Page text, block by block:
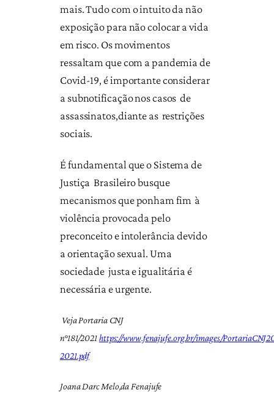
mais. Tudo com o intuito da não
exposição para não colocar a vida
em risco. Os movimentos
ressaltam que com a pandemia de
Covid-19, é importante considerar
a subnotificação nos casos de
assassinatos,diante as restrições
sociais.
É fundamental que o Sistema de
Justiça Brasileiro busque
mecanismos que ponham fim à
violência provocada pelo
preconceito e intolerância devido
a orientação sexual. Uma
sociedade justa e igualitária é
necessária e urgente.
Veja Portaria CNJ
n°181/2021https://www.fenajufe.org.br/images/
2021.pdf
Joana Darc Melo,da Fenajufe